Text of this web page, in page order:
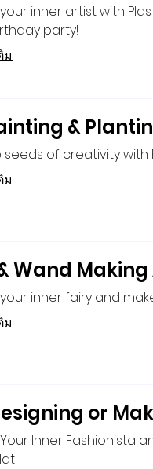
inner artist with
party!
ม
&
seeds of creativity with
ม
Wand
inner fairy and
ม
or
Inner Fashionista